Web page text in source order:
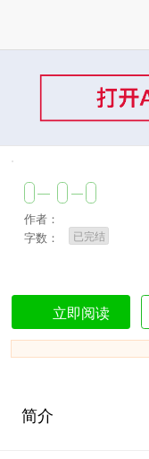
作者：
字数：
已完结
立即阅读
简介